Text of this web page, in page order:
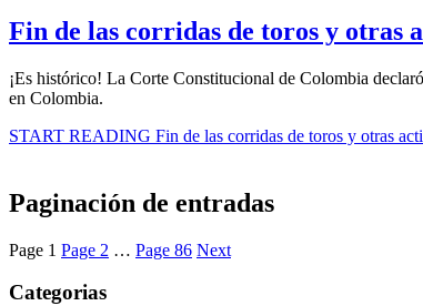
Fin de las corridas de toros y otras
¡Es histórico! La Corte Constitucional de Colombia declaró
en Colombia.
START READING Fin de las corridas de toros y otras
Paginación de entradas
Page 1 Page 2 … Page 86 Next
Categorias